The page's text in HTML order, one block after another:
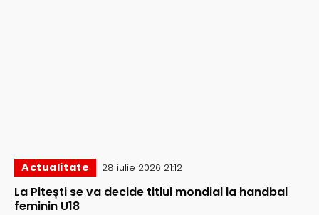
Actualitate 28 iulie 2026 21:12
La Pitești se va decide titlul mondial la handbal
feminin U18